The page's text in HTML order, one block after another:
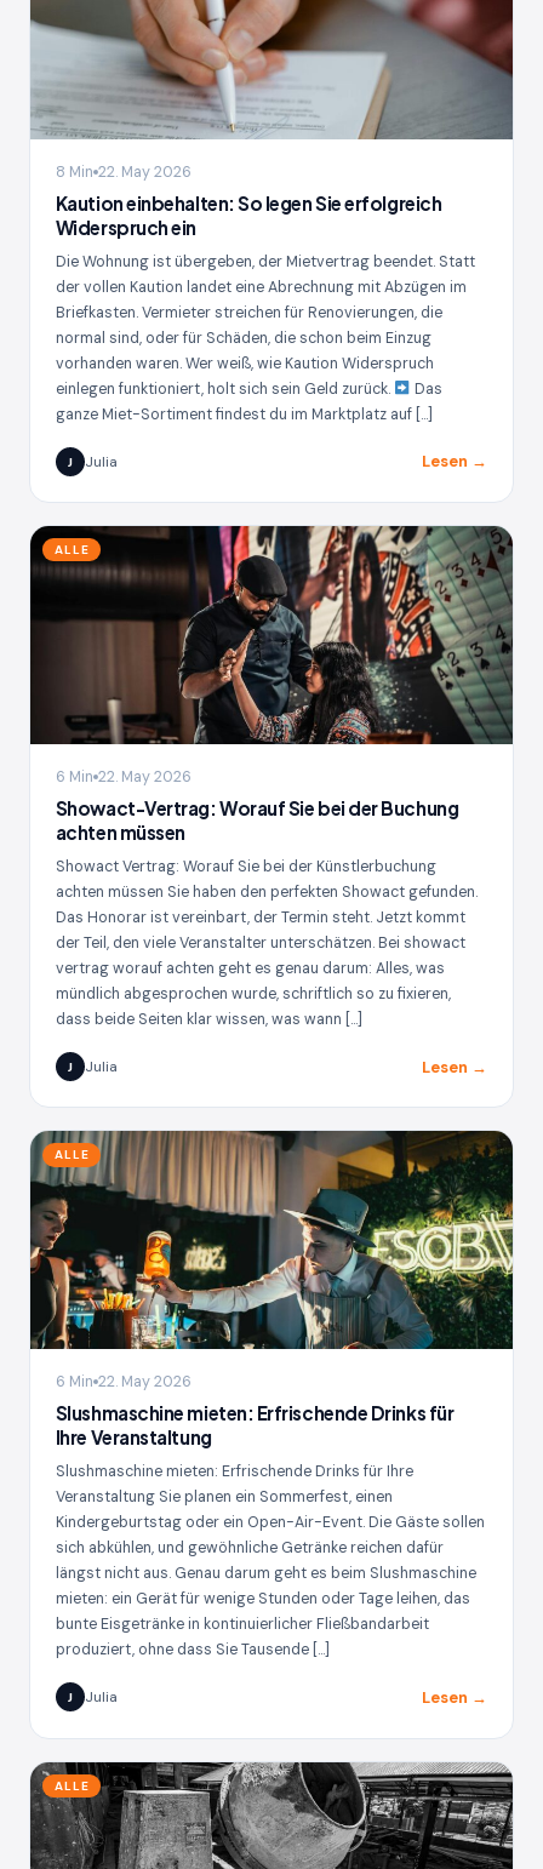
8 Min 22. May 2026
Kaution einbehalten: So legen Sie erfolgreich
Widerspruch ein
Die Wohnung ist übergeben, der Mietvertrag beendet. Statt
der vollen Kaution landet eine Abrechnung mit Abzügen im
Briefkasten. Vermieter streichen für Renovierungen, die
normal sind, oder für Schäden, die schon beim Einzug
vorhanden waren. Wer weiß, wie Kaution Widerspruch
einlegen funktioniert, holt sich sein Geld zurück.
Das
ganze Miet-Sortiment findest du im Marktplatz auf […]
J Julia Lesen →
ALLE
6 Min 22. May 2026
Showact-Vertrag: Worauf Sie bei der Buchung
achten müssen
Showact Vertrag: Worauf Sie bei der Künstlerbuchung
achten müssen Sie haben den perfekten Showact gefunden.
Das Honorar ist vereinbart, der Termin steht. Jetzt kommt
der Teil, den viele Veranstalter unterschätzen. Bei showact
vertrag worauf achten geht es genau darum: Alles, was
mündlich abgesprochen wurde, schriftlich so zu fixieren,
dass beide Seiten klar wissen, was wann […]
J Julia Lesen →
ALLE
6 Min 22. May 2026
Slushmaschine mieten: Erfrischende Drinks für
Ihre Veranstaltung
Slushmaschine mieten: Erfrischende Drinks für Ihre
Veranstaltung Sie planen ein Sommerfest, einen
Kindergeburtstag oder ein Open-Air-Event. Die Gäste sollen
sich abkühlen, und gewöhnliche Getränke reichen dafür
längst nicht aus. Genau darum geht es beim Slushmaschine
mieten: ein Gerät für wenige Stunden oder Tage leihen, das
bunte Eisgetränke in kontinuierlicher Fließbandarbeit
produziert, ohne dass Sie Tausende […]
J Julia Lesen →
ALLE